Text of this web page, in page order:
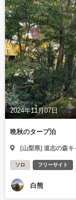
2024年11月07日
晩秋のタープ泊
[山梨県] 道志の森キ
ソロ フリーサイト
白熊